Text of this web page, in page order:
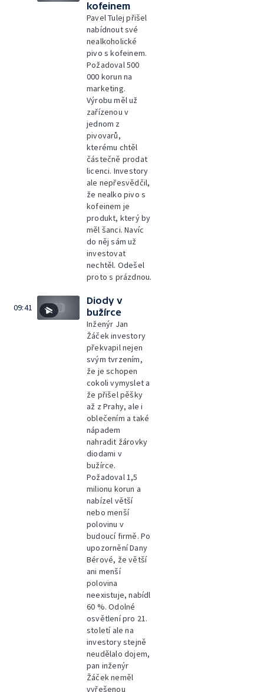
kofeinem
Pavel Tulej přišel
nabídnout své
nealkoholické
pivo s kofeinem.
Požadoval 500
000 korun na
marketing.
Výrobu měl už
zařízenou v
jednom z
pivovarů,
kterému chtěl
částečně prodat
licenci. Investory
ale nepřesvědčil,
že nealko pivo s
kofeinem je
produkt, který by
měl šanci. Navíc
do něj sám už
investovat
nechtěl. Odešel
proto s prázdnou.
09:41
Diody v
bužírce
Inženýr Jan
Žáček investory
překvapil nejen
svým tvrzením,
že je schopen
cokoli vymyslet a
že přišel pěšky
až z Prahy, ale i
oblečením a také
nápadem
nahradit žárovky
diodami v
bužírce.
Požadoval 1,5
milionu korun a
nabízel větší
nebo menší
polovinu v
budoucí firmě. Po
upozornění Dany
Bérové, že větší
ani menší
polovina
neexistuje, nabídl
60 %. Odolné
osvětlení pro 21.
století ale na
investory stejně
neudělalo dojem,
pan inženýr
Žáček neměl
vyřešenou